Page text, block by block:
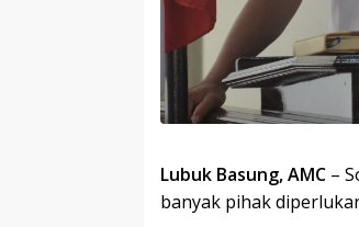
Lubuk Basung, AMC –
banyak pihak